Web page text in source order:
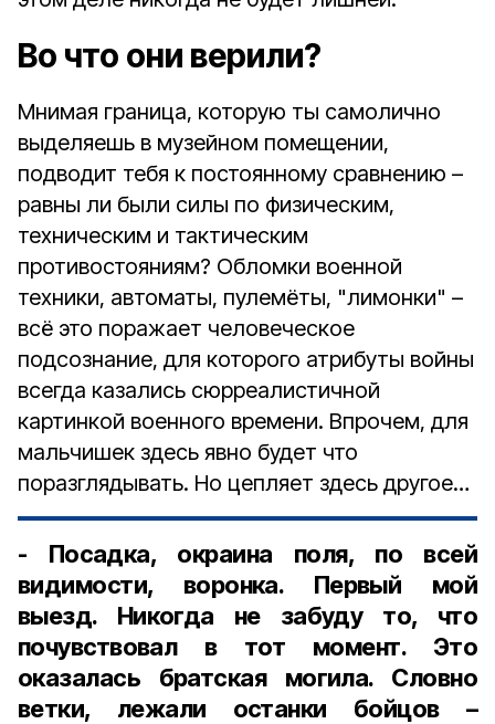
Во что они верили?
Мнимая граница, которую ты самолично
выделяешь в музейном помещении,
подводит тебя к постоянному сравнению –
равны ли были силы по физическим,
техническим и тактическим
противостояниям? Обломки военной
техники, автоматы, пулемёты, "лимонки" –
всё это поражает человеческое
подсознание, для которого атрибуты войны
всегда казались сюрреалистичной
картинкой военного времени. Впрочем, для
мальчишек здесь явно будет что
поразглядывать. Но цепляет здесь другое…
- Посадка, окраина поля, по всей
видимости, воронка. Первый мой
выезд. Никогда не забуду то, что
почувствовал в тот момент. Это
оказалась братская могила. Словно
ветки, лежали останки бойцов –